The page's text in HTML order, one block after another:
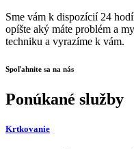
Sme vám k dispozícií 24
opíšte aký máte problém a
techniku a vyrazíme k vám.
Spoľahnite sa na nás
Ponúkané služby
Krtkovanie